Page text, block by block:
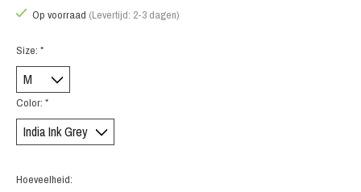
Op voorraad (Levertijd: 2-3 dagen)
Size: *
Color: *
Hoeveelheid: